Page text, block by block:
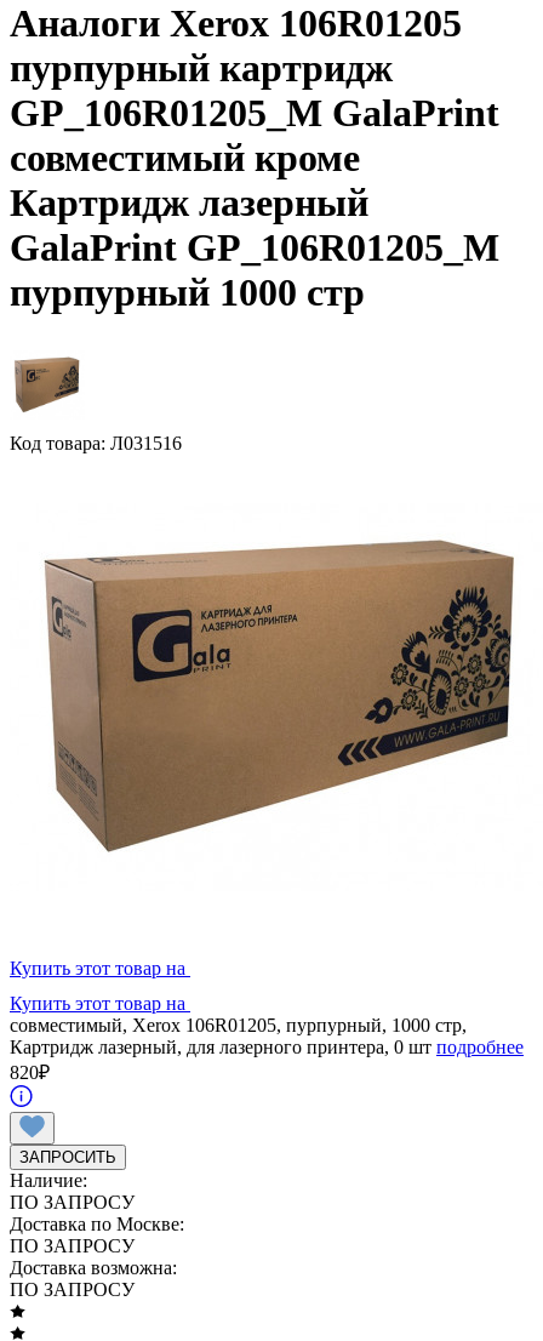
Аналоги Xerox 106R01205
пурпурный картридж
GP_106R01205_M GalaPrint
совместимый кроме
Картридж лазерный
GalaPrint GP_106R01205_M
пурпурный 1000 стр
Код товара: Л031516
Купить этот товар на
Купить этот товар на
совместимый, Xerox 106R01205, пурпурный, 1000 стр,
Картридж лазерный, для лазерного принтера, 0 шт подробнее
820₽
ЗАПРОСИТЬ
Наличие:
ПО ЗАПРОСУ
Доставка по Москве:
ПО ЗАПРОСУ
Доставка возможна:
ПО ЗАПРОСУ